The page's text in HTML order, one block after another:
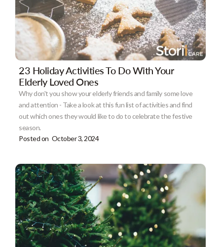
23 Holiday Activities To Do With Your
Elderly Loved Ones
Why don't you show your elderly friends and family some love
and attention - Take a look at this fun list of activities and find
out which ones they would like to do to celebrate the festive
season.
Posted on October 3, 2024